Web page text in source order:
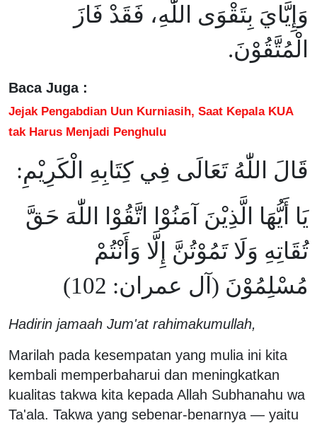
وَإِيَّايَ بِتَقْوَى اللّٰهِ، فَقَدْ فَازَ
الْمُتَّقُوْنَ.
Baca Juga :
Jejak Pengabdian Uun Kurniasih, Saat Kepala KUA
tak Harus Menjadi Penghulu
قَالَ اللّٰهُ تَعَالَى فِي كِتَابِهِ الْكَرِيْمِ:
يَا أَيُّهَا الَّذِيْنَ آمَنُوْا اتَّقُوْا اللّٰهَ حَقَّ
تُقَاتِهِ وَلَا تَمُوْتُنَّ إِلَّا وَأَنْتُمْ
مُسْلِمُوْنَ (آل عمران: 102)
Hadirin jamaah Jum'at rahimakumullah,
Marilah pada kesempatan yang mulia ini kita
kembali memperbaharui dan meningkatkan
kualitas takwa kita kepada Allah Subhanahu wa
Ta'ala. Takwa yang sebenar-benarnya — yaitu